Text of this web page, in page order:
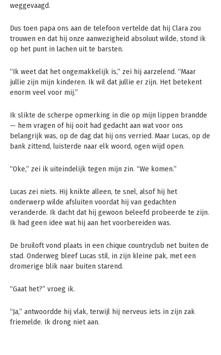
weggevaagd.
Dus toen papa ons aan de telefoon vertelde dat hij Clara zou
trouwen en dat hij onze aanwezigheid absoluut wilde, stond ik
op het punt in lachen uit te barsten.
“Ik weet dat het ongemakkelijk is,” zei hij aarzelend. “Maar
jullie zijn mijn kinderen. Ik wil dat jullie er zijn. Het betekent
enorm veel voor mij.”
Ik slikte de scherpe opmerking in die op mijn lippen brandde
— hem vragen of hij ooit had gedacht aan wat voor ons
belangrijk was, op de dag dat hij ons verried. Maar Lucas, op de
bank zittend, luisterde naar elk woord, ogen wijd open.
“Oke,” zei ik uiteindelijk tegen mijn zin. “We komen.”
Lucas zei niets. Hij knikte alleen, te snel, alsof hij het
onderwerp wilde afsluiten voordat hij van gedachten
veranderde. Ik dacht dat hij gewoon beleefd probeerde te zijn.
Ik had geen idee wat hij aan het voorbereiden was.
De bruiloft vond plaats in een chique countryclub net buiten de
stad. Onderweg bleef Lucas stil, in zijn kleine pak, met een
dromerige blik naar buiten starend.
“Gaat het?” vroeg ik.
“Ja,” antwoordde hij vlak, terwijl hij nerveus iets in zijn zak
friemelde. Ik drong niet aan.